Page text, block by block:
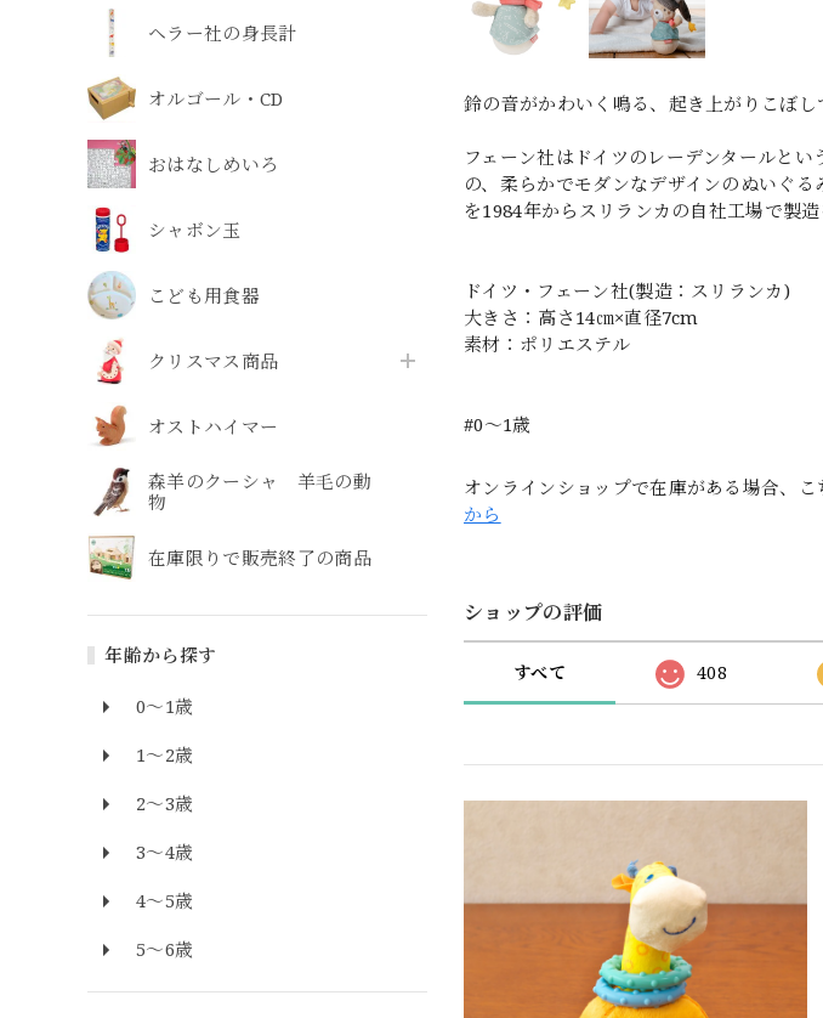
ヘラー社の身長計
オルゴール・CD
おはなしめいろ
シャボン玉
こども用食器
クリスマス商品
オストハイマー
森羊のクーシャ 羊毛の動
物
在庫限りで販売終了の商品
年齢から探す
0～1歳
1～2歳
2～3歳
3～4歳
4～5歳
5～6歳
鈴の音がかわいく鳴る、起き上がりこぼし
フェーン社はドイツのレーデンタールと
の、柔らかでモダンなデザインのぬいぐ
を1984年からスリランカの自社工場で製造
ドイツ・フェーン社(製造：スリランカ)
大きさ：高さ14㎝×直径7cm
素材：ポリエステル
#0〜1歳
オンラインショップで在庫がある場合、
から
ショップの評価
すべて 408